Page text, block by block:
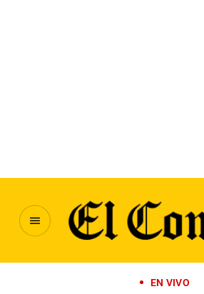
EN VIVO